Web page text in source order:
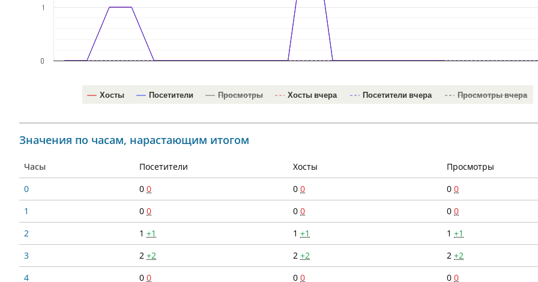
Хосты Посетители Просмотры Хосты вчера Посетители вчера Просмотры вчера
0
1
Значения по часам, нарастающим итогом
Часы Посетители Хосты
Просмотры
0
0 0 0 0 0 0
1
0 0 0 0 0 0
2
1 +1 1 +1 1 +1
3
2 +2 2 +2 2 +2
4
0 0 0 0 0 0